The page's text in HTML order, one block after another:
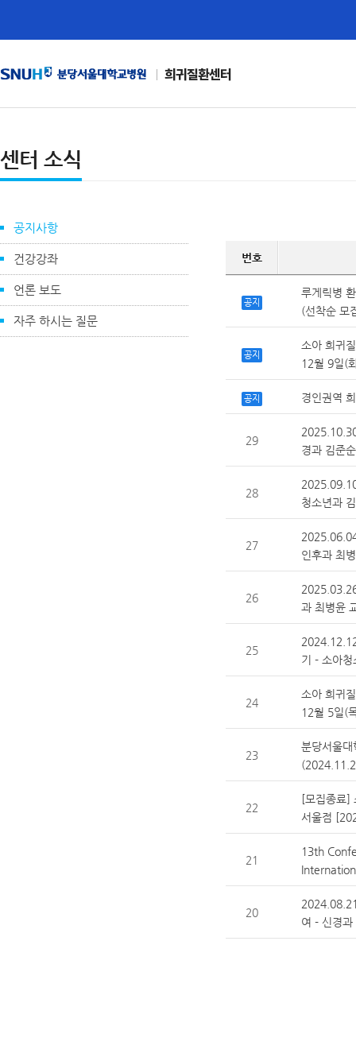
희귀질환센터
센터 소식
공지사항
건강강좌
언론 보도
자주 하시는 질문
번호
공지
루게릭병
(선착순 모
공지
소아 희귀
12월 9일(
공지 경인권역
29
경과 김준
28
청소년과
27
인후과 최
26
과 최병윤
25
기 - 소아청
24
소아 희귀
12월 5일(
23
분당서울
22
[모집종료]
서울점
21
13th
20
여 - 신경과